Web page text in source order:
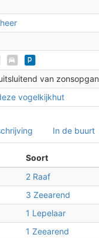
van
vogelkijkhut
In de buurt
Soort
2 Raaf
3 Zeearend
1 Lepelaar
1 Zeearend